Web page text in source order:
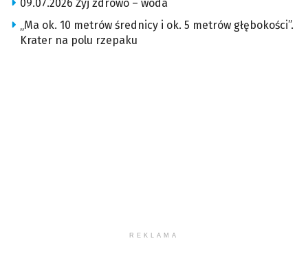
09.07.2026 Żyj zdrowo – woda
„Ma ok. 10 metrów średnicy i ok. 5 metrów głębokości”.
Krater na polu rzepaku
REKLAMA